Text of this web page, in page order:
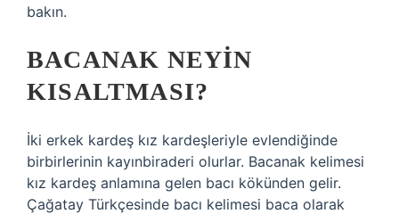
bakın.
BACANAK NEYIN
KISALTMASI?
İki erkek kardeş kız kardeşleriyle evlendiğinde
birbirlerinin kayınbiraderi olurlar. Bacanak kelimesi
kız kardeş anlamına gelen bacı kökünden gelir.
Çağatay Türkçesinde bacı kelimesi baca olarak